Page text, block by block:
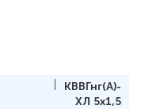
КВВГнг(А)-
ХЛ 5x1,5